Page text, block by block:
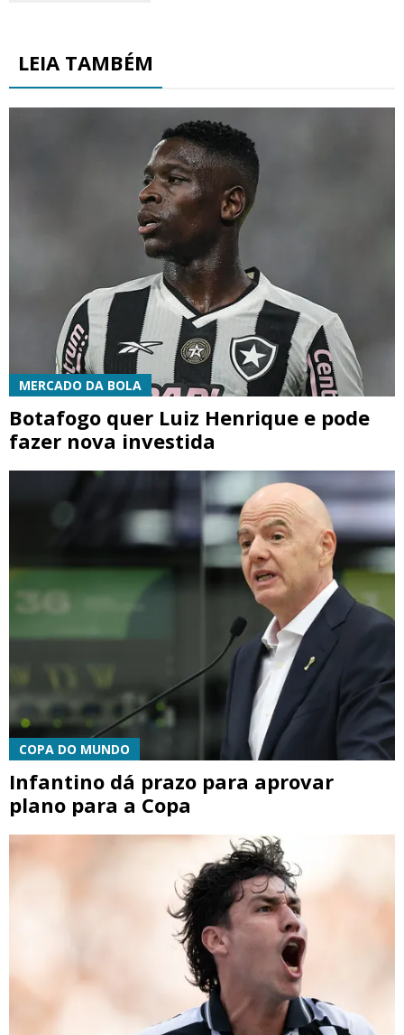
LEIA TAMBÉM
MERCADO DA BOLA
Botafogo quer Luiz Henrique e pode
fazer nova investida
COPA DO MUNDO
Infantino dá prazo para aprovar
plano para a Copa